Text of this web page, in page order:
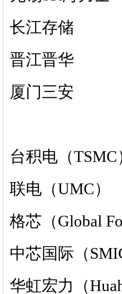
长江存储
晋江晋华
厦门三安
台积电（TSMC
联电（UMC）
格芯（Global
中芯国际（
华虹宏力（